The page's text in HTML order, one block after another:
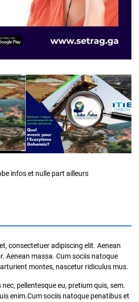
infos et nulle part ailleurs
consectetuer adipiscing elit. Aenean
Aenean massa. Cum sociis natoque
montes, nascetur ridiculus mus.
pellentesque eu, pretium quis, sem.
enim.Cum sociis natoque penatibus et